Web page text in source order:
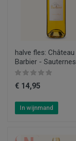
halve fles: Château
Barbier - Sauternes
€ 14,95
In wijnmand